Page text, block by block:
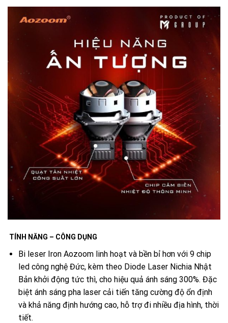
TÍNH NĂNG – CÔNG DỤNG
Bi leser Iron Aozoom linh hoạt và bền bỉ hơn với 9 chip
led công nghệ Đức, kèm theo Diode Laser Nichia Nhật
Bản khởi động tức thì, cho hiệu quả ánh sáng 300%. Đặc
biệt ánh sáng pha laser cải tiến tăng cường độ ổn định
và khả năng định hướng cao, hỗ trợ đi nhiều địa hình, thời
tiết.